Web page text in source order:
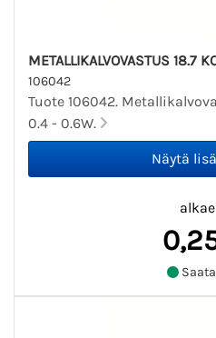
METALLIKALVOVASTUS 18.7
106042
Tuote 106042.
0.4 - 0.6W.